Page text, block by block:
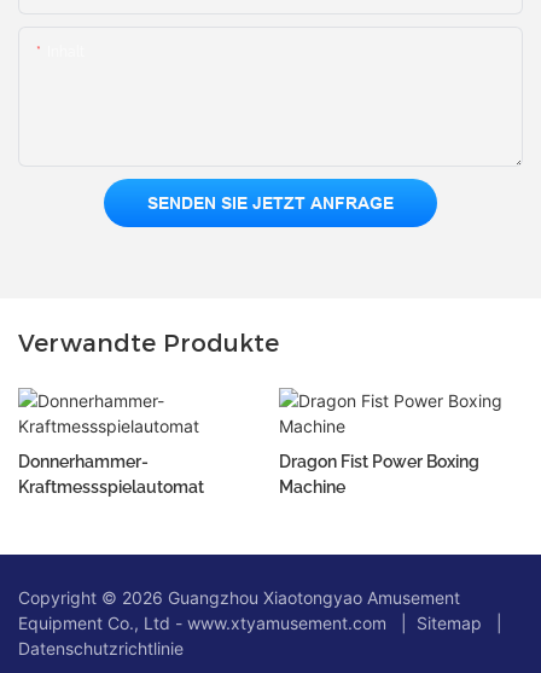
SENDEN SIE JETZT ANFRAGE
Verwandte Produkte
Donnerhammer-
Kraftmessspielautomat
Dragon Fist Power Boxing
Machine
Copyright © 2026 Guangzhou Xiaotongyao Amusement
Equipment Co., Ltd - www.xtyamusement.com |
Sitemap
Datenschutzrichtlinie